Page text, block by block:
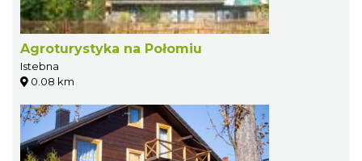
Agroturystyka na Połomiu
Istebna
0.08 km